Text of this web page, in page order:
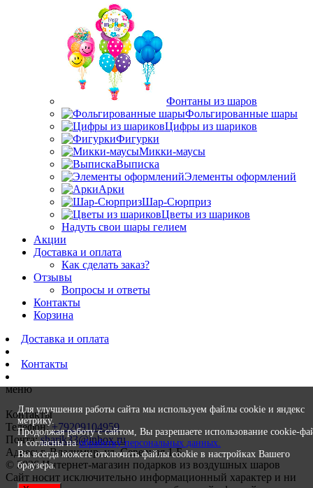
Фонтаны из шаров
Фольгированные шары
Цифры из шариков
Фигурки
Микки-маусы
Выписка
Элементы оформлений
Арки
Шар-Сюрприз
Цветы из шариков
Надуть свои шары гелием
Акции
Доставка и оплата
Как сделать заказ?
Отзывы
Вопросы и ответы
Контакты
Корзина
Доставка и оплата
Контакты
меню
Контакты
Телефон:+79209104959
Почта:sharik33@inbox.ru
Адрес: г. Владимир, ул. Северная 1 Б
© 2026 Интернет-магазин подарков из воздушных шаров
Сайт носит исключительно информационный характер и ни
Для улучшения работы сайта мы используем файлы cookie и яндекс
метрику.
Продолжая работу с сайтом, Вы разрешаете использование cookie-
и согласны наобработку персональных данных.
Вы всегда можете отключить файлы cookie в настройках Вашего
браузера.